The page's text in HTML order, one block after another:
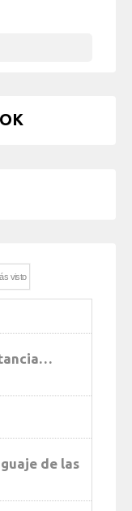
visto
de las